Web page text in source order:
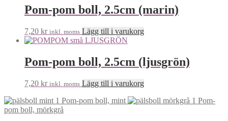
Pom-pom boll, 2.5cm (marin)
7,20 kr inkl. moms Lägg till i varukorg
Pom-pom boll, 2.5cm (ljusgrön)
7,20 kr inkl. moms Lägg till i varukorg
Pom-pom boll, mint
Pom-
pom boll, mörkgrå